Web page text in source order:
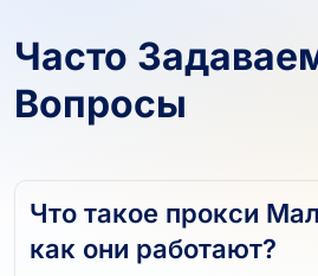
Часто
Вопросы
Что такое прокси
как они работают?